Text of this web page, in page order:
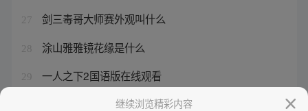
27 剑三毒哥大师赛外观叫什么
28 涂山雅雅镜花缘是什么
29 一人之下2国语版在线观看
一人之下手游下载继续浏览精彩内容